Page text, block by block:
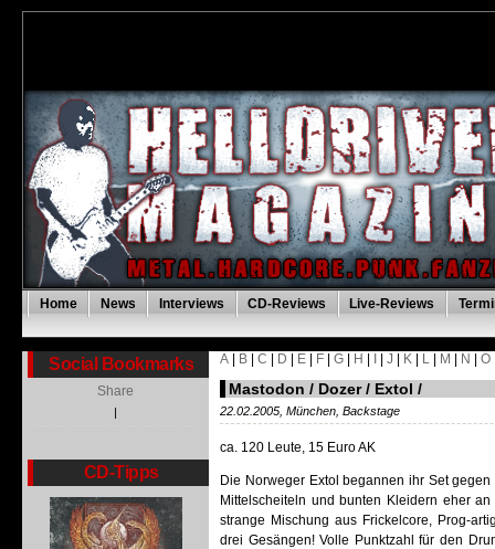
Home News Interviews CD-Reviews Live-Reviews
Social Bookmarks
Share
|
CD-Tipps
A B |C D E F |G H |J K L M N |O
Mastodon / Dozer / Extol /
22.02.2005, München, Backstage
ca. 120 Leute, 15 Euro AK
Die Norweger Extol begannen ihr Set
Mittelscheiteln und bunten Kleidern eher
strange Mischung aus Frickelcore, Prog-
drei Gesängen! Volle Punktzahl für den